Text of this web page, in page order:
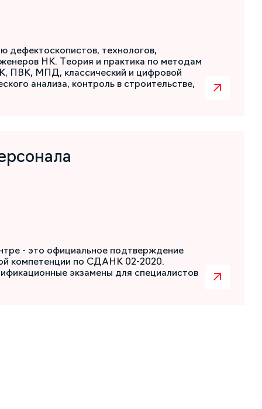
дефектоскопистов, технологов,
НК. Теория и практика по методам
ПВК, МПД, классический и цифровой
анализа, контроль в строительстве,
- это официальное подтверждение
компетенции по СДАНК 02-2020.
экзамены для специалистов